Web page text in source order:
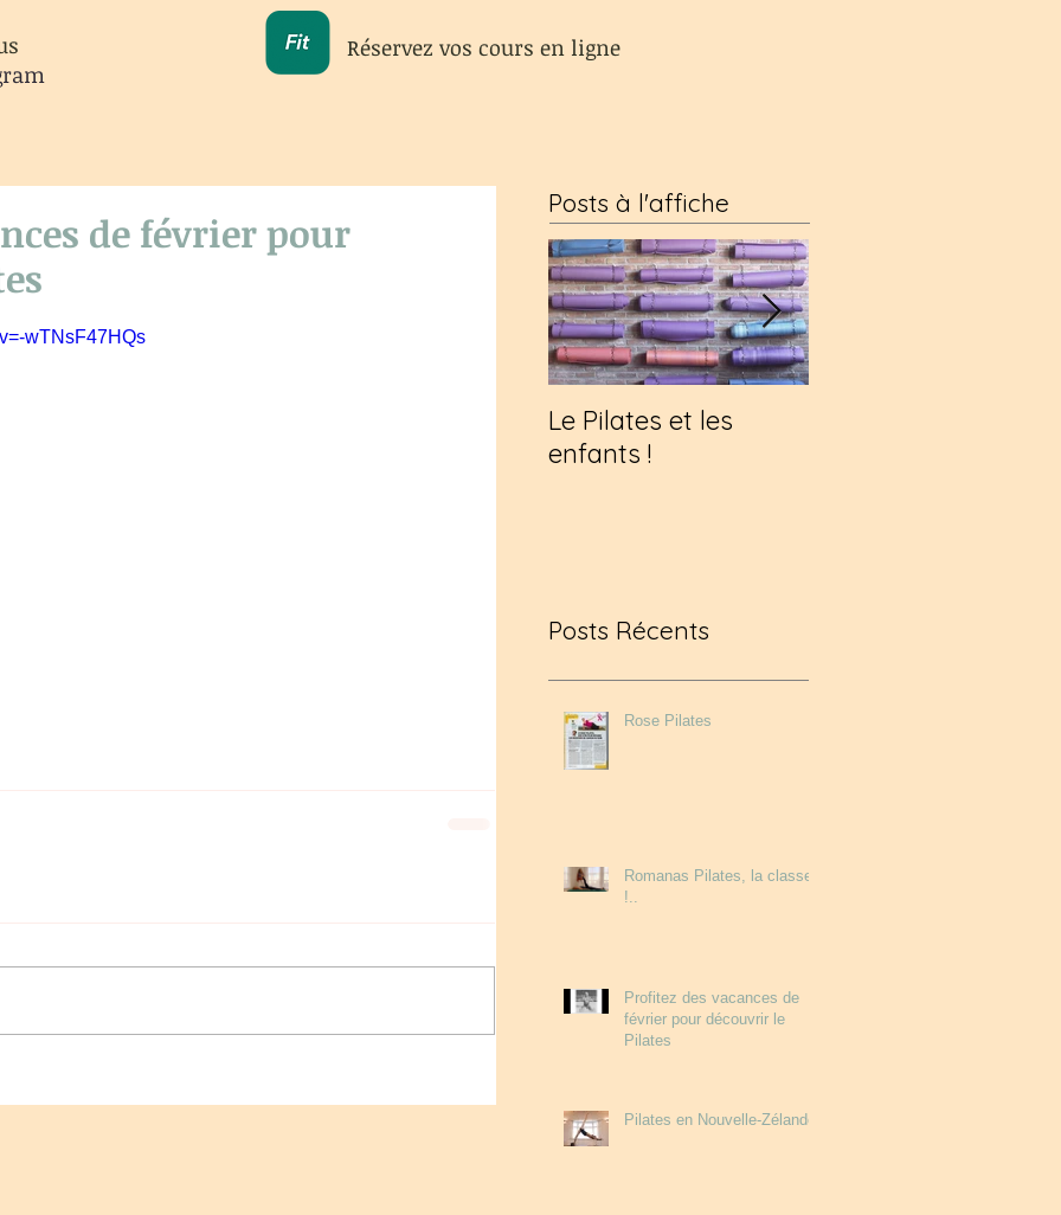
Réservez vos cours en ligne
de février pour
wTNsF47HQs
Posts à l'affiche
Le Pilates et les
enfants !
Posts Récents
Rose Pilates
Romanas Pilates, la classe
!..
Profitez des vacances de
février pour découvrir le
Pilates
Pilates en Nouvelle-Zélande